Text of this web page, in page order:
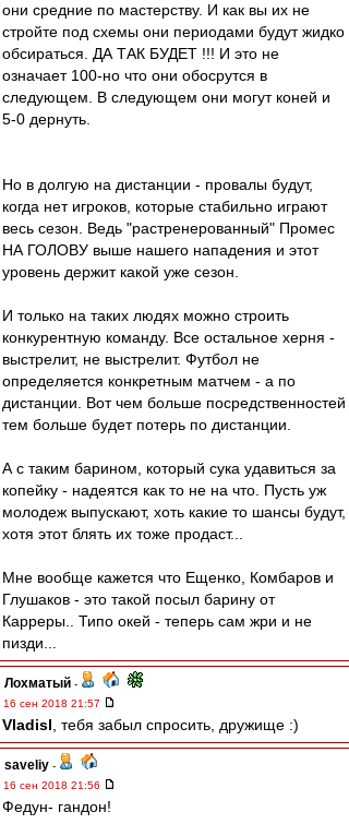
они средние по мастерству. И как вы их не
стройте под схемы они периодами будут жидко
обсираться. ДА ТАК БУДЕТ !!! И это не
означает 100-но что они обосрутся в
следующем. В следующем они могут коней и
5-0 дернуть.
Но в долгую на дистанции - провалы будут,
когда нет игроков, которые стабильно играют
весь сезон. Ведь "растренерованный" Промес
НА ГОЛОВУ выше нашего нападения и этот
уровень держит какой уже сезон.
И только на таких людях можно строить
конкурентную команду. Все остальное херня -
выстрелит, не выстрелит. Футбол не
определяется конкретным матчем - а по
дистанции. Вот чем больше посредственностей
тем больше будет потерь по дистанции.
А с таким барином, который сука удавиться за
копейку - надеятся как то не на что. Пусть уж
молодеж выпускают, хоть какие то шансы будут,
хотя этот блять их тоже продаст...
Мне вообще кажется что Ещенко, Комбаров и
Глушаков - это такой посыл барину от
Карреры.. Типо окей - теперь сам жри и не
пизди...
Лохматый -
16 сен 2018 21:57
Vladisl , тебя забыл спросить, дружище :)
saveliy -
16 сен 2018 21:56
Федун- гандон!